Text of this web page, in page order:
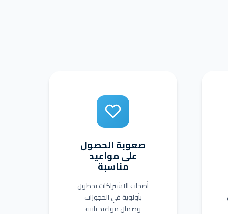
صعوبة الحصول
على مواعيد
مناسبة
أصحاب الاشتراكات يحظون
بأولوية في الحجوزات
وضمان مواعيد ثابتة